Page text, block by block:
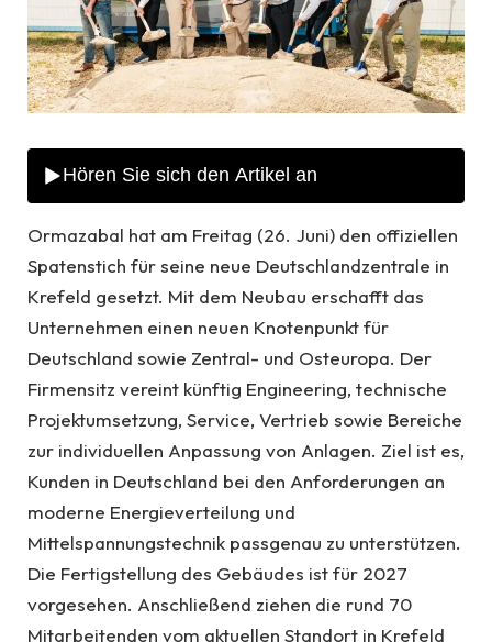
Ormazabal hat am Freitag (26. Juni) den offiziellen
Spatenstich für seine neue Deutschlandzentrale in
Krefeld gesetzt. Mit dem Neubau erschafft das
Unternehmen einen neuen Knotenpunkt für
Deutschland sowie Zentral- und Osteuropa. Der
Firmensitz vereint künftig Engineering, technische
Projektumsetzung, Service, Vertrieb sowie Bereiche
zur individuellen Anpassung von Anlagen. Ziel ist es,
Kunden in Deutschland bei den Anforderungen an
moderne Energieverteilung und
Mittelspannungstechnik passgenau zu unterstützen.
Die Fertigstellung des Gebäudes ist für 2027
vorgesehen. Anschließend ziehen die rund 70
Mitarbeitenden vom aktuellen Standort in Krefeld